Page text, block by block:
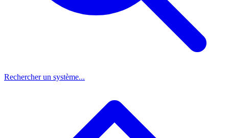
Rechercher un système...